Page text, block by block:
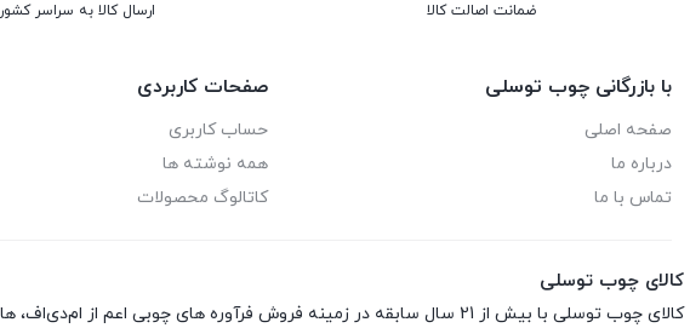
ضمانت اصالت کالا ارسال کالا به سراسر کشور
با بازرگانی چوب توسلی
صفحه اصلی
درباره ما
تماس با ما
صفحات کاربردی
حساب کاربری
همه نوشته ها
کاتالوگ محصولات
کالای چوب توسلی
کالای چوب توسلی با بیش از 21 سال سابقه در زمینه فروش فرآوره های چوبی اعم از ام‌دی‌اف، هایگلاس، نئوپان، صفحه کابینت، ورق فومیزه و پلای‌وود می باشد.